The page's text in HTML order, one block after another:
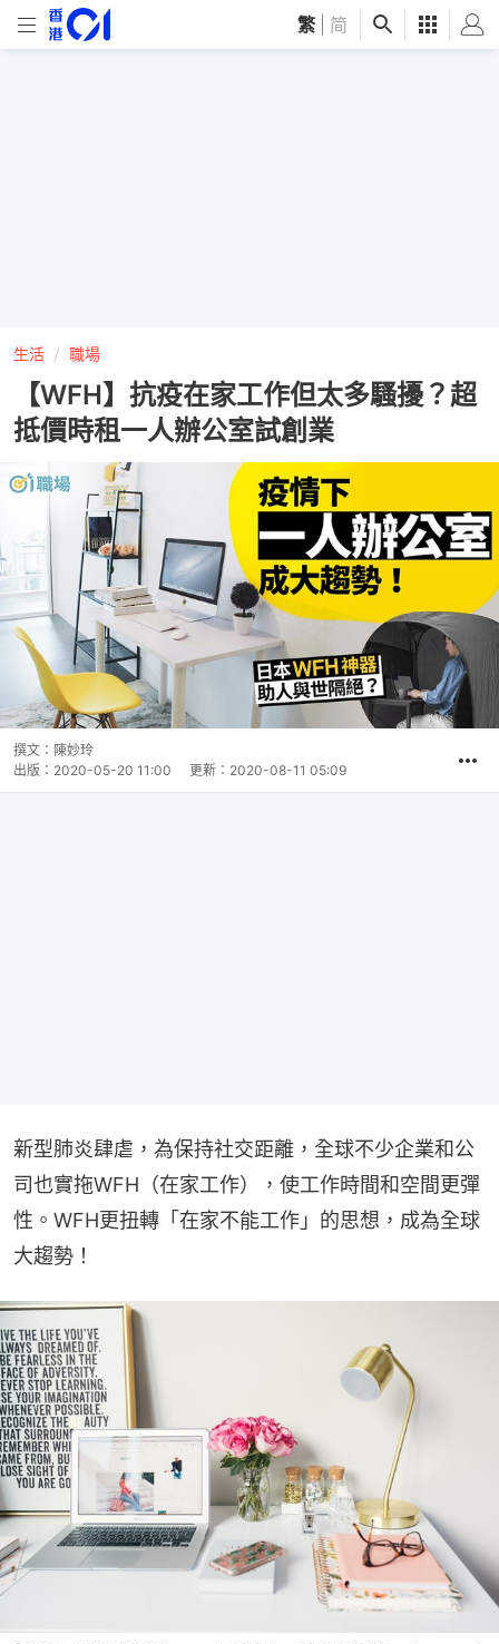
繁 简
生活 職場
【WFH】抗疫在家工作但太多騷擾？超
抵價時租一人辦公室試創業
撰文： 陳妙玲
出版： 2020-05-20 11:00 更新： 2020-08-11 05:09
新型肺炎肆虐，為保持社交距離，全球不少企業和公
司也實拖WFH（在家工作），使工作時間和空間更彈
性。WFH更扭轉「在家不能工作」的思想，成為全球
大趨勢！